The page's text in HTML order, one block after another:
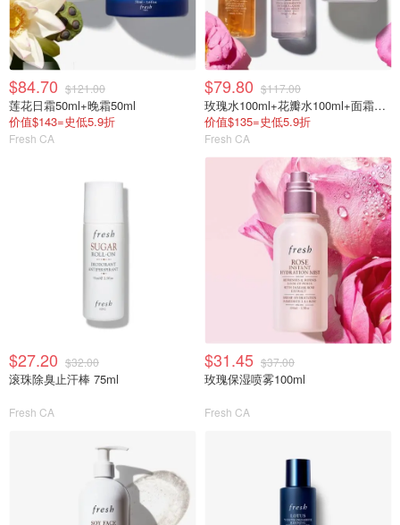
$84.70 $121.00
莲花日霜50ml+晚霜50ml
价值$143=史低5.9折
Fresh CA
$79.80 $117.00
玫瑰水100ml+花瓣水100ml+面霜15ml
价值$135=史低5.9折
Fresh CA
$27.20 $32.00
滚珠除臭止汗棒 75ml
Fresh CA
$31.45 $37.00
玫瑰保湿喷雾100ml
Fresh CA